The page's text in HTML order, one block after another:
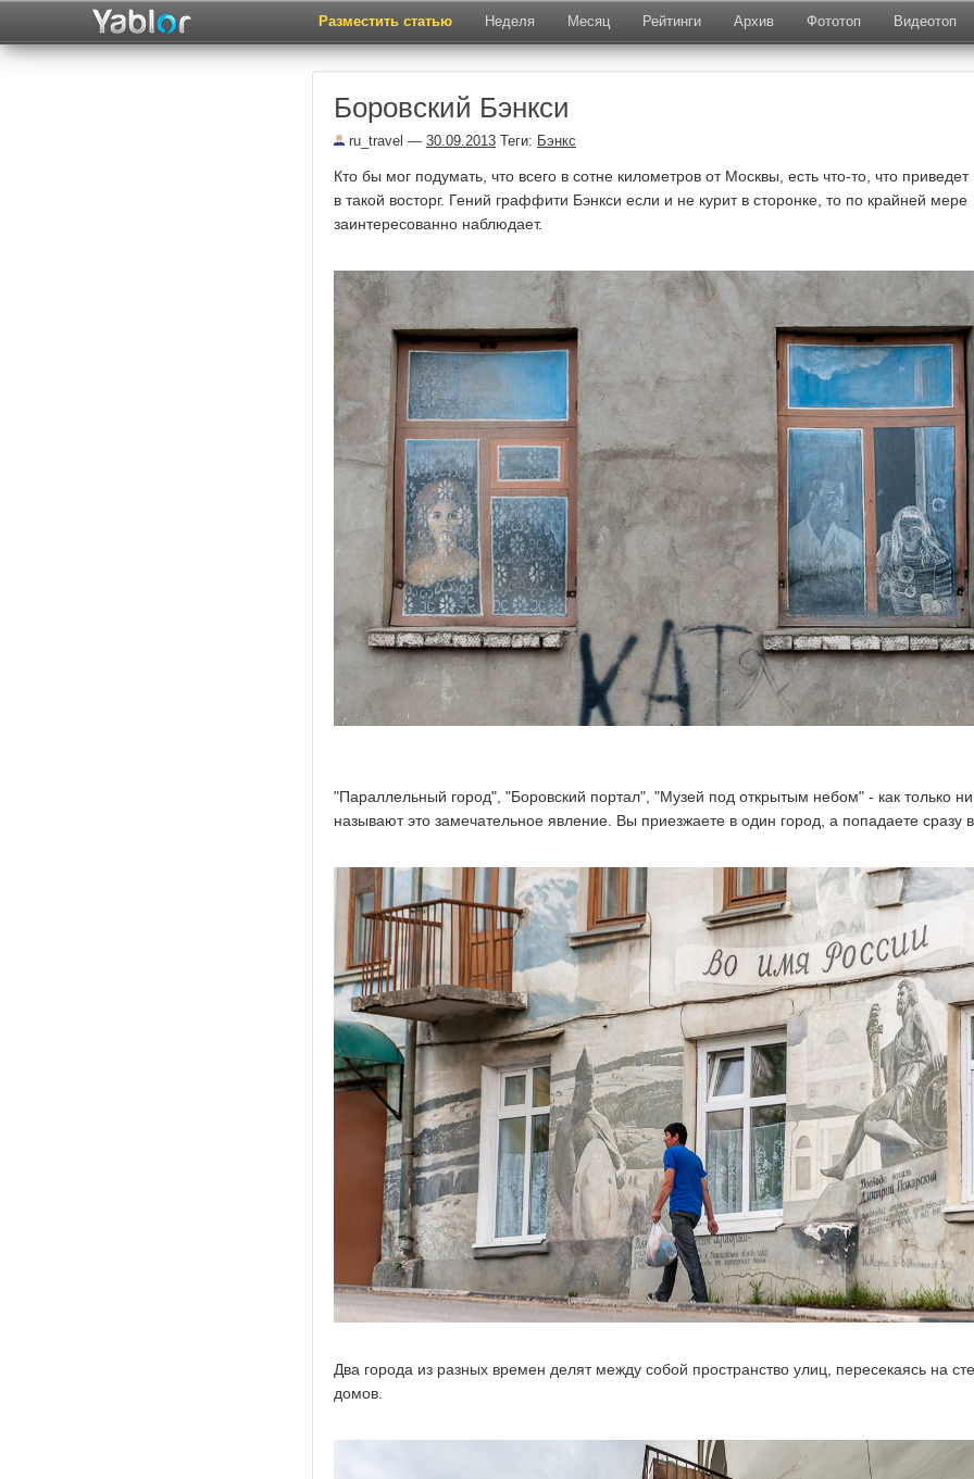
Разместить статью Неделя Месяц Рейтинги Архив Фототоп Видеотоп
Боровский Бэнкси
ru_travel — 30.09.2013 Теги: Бэнкс
Кто бы мог подумать, что всего в сотне километров от Москвы, есть что-то, что
в такой восторг. Гений граффити Бэнкси если и не курит в сторонке, то по крайней мере
заинтересованно наблюдает.
"Параллельный город", "Боровский портал", "Музей под открытым небом" - как только ни
называют это замечательное явление. Вы приезжаете в один город, а попадаете сразу
Два города из разных времен делят между собой пространство улиц, пересекаясь на
домов.